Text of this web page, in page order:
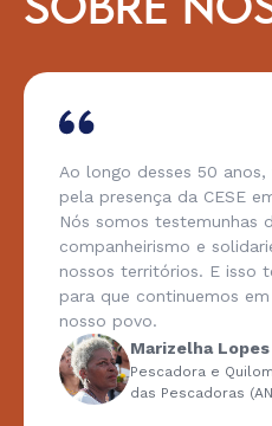
SOBRE
Ao longo desses 50
pela presença da CESE
Nós somos testemunhas
companheirismo e
nossos territórios. E isso
para que continuemos
nosso povo.
Marizelha Lopes
Pescadora e
das Pescadoras